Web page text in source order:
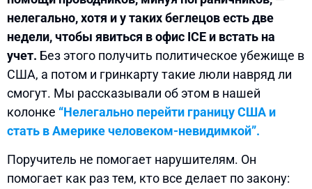
нелегально, хотя и у таких беглецов есть две
недели, чтобы явиться в офис ICE и встать на
учет. Без этого получить политическое убежище в
США, а потом и гринкарту такие люли навряд ли
смогут. Мы рассказывали об этом в нашей
колонке “Нелегально перейти границу США и
стать в Америке человеком-невидимкой”.
Поручитель не помогает нарушителям. Он
помогает как раз тем, кто все делает по закону: